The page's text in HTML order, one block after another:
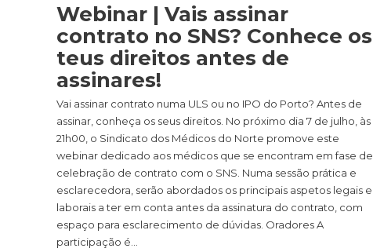
Webinar | Vais assinar
contrato no SNS? Conhece os
teus direitos antes de
assinares!
Vai assinar contrato numa ULS ou no IPO do Porto? Antes de
assinar, conheça os seus direitos. No próximo dia 7 de julho, às
21h00, o Sindicato dos Médicos do Norte promove este
webinar dedicado aos médicos que se encontram em fase de
celebração de contrato com o SNS. Numa sessão prática e
esclarecedora, serão abordados os principais aspetos legais e
laborais a ter em conta antes da assinatura do contrato, com
espaço para esclarecimento de dúvidas. Oradores A
participação é...